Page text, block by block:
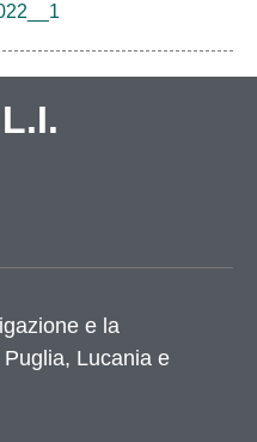
e la
Lucania e